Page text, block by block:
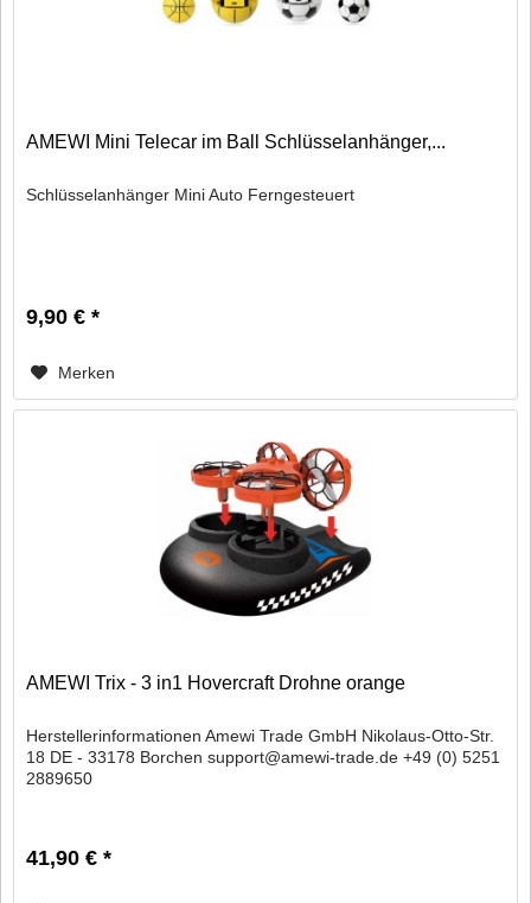
AMEWI Mini Telecar im Ball Schlüsselanhänger,...
Schlüsselanhänger Mini Auto Ferngesteuert
9,90 € *
Merken
AMEWI Trix - 3 in1 Hovercraft Drohne orange
Herstellerinformationen Amewi Trade GmbH Nikolaus-Otto-Str.
18 DE - 33178 Borchen support@amewi-trade.de +49 (0) 5251
2889650
41,90 € *